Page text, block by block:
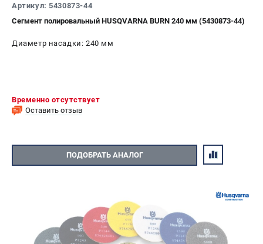
ИЗБРАННОЕ ( 0 )
ПОДДЕРЖКА
Гарантия Husqvarna
Нашли дешевле?
О компании
О бренде
Артикул: 5430873-44
Сегмент полировальный HUSQVARNA BURN 240 мм (5430873-44)
Диаметр насадки: 240 мм
Временно отсутствует
Оставить отзыв
ПОДОБРАТЬ АНАЛОГ